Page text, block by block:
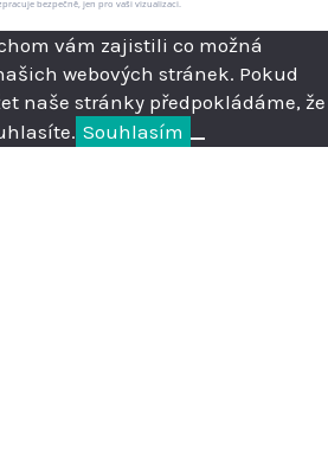
vám zajistili co možná
webových stránek. Pokud
naše stránky předpokládáme, že
Souhlasím